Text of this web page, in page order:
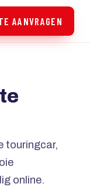
AANVRAGEN
touringcar,
online.